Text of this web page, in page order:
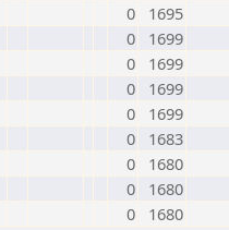
0
1695
0
1699
0
1699
0
1699
0
1699
0
1683
0
1680
0
1680
0 1680